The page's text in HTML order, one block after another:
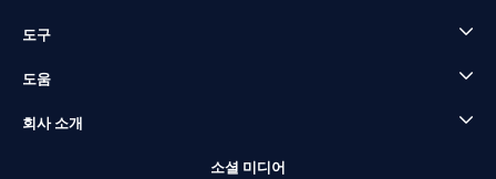
도구
도움
회사 소개
소셜 미디어